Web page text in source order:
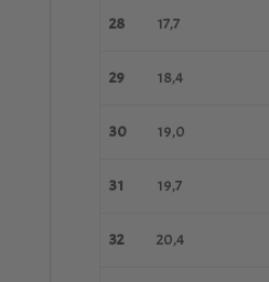
28 17,7
29 18,4
30 19,0
31 19,7
32 20,4